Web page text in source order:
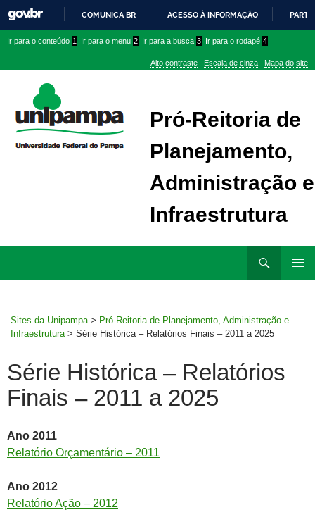
PARA
CONTEÚDO
COMUNICA BR ACESSO À INFORMAÇÃO
conteúdo
menu
superior
menu
Ir para o conteúdo 1 Ir para o menu 2 Ir para a busca 3 Ir para o rodapé 4
Alto contraste Escala de cinza Mapa do site
Pró-Reitoria de
Planejamento,
Administração e
Infraestrutura
Sites da Unipampa > Pró-Reitoria de Planejamento, Administração e
Infraestrutura > Série Histórica – Relatórios Finais – 2011 a 2025
Série Histórica – Relatórios
Finais – 2011 a 2025
Ano 2011
Relatório Orçamentário – 2011
Ano 2012
Relatório Ação – 2012